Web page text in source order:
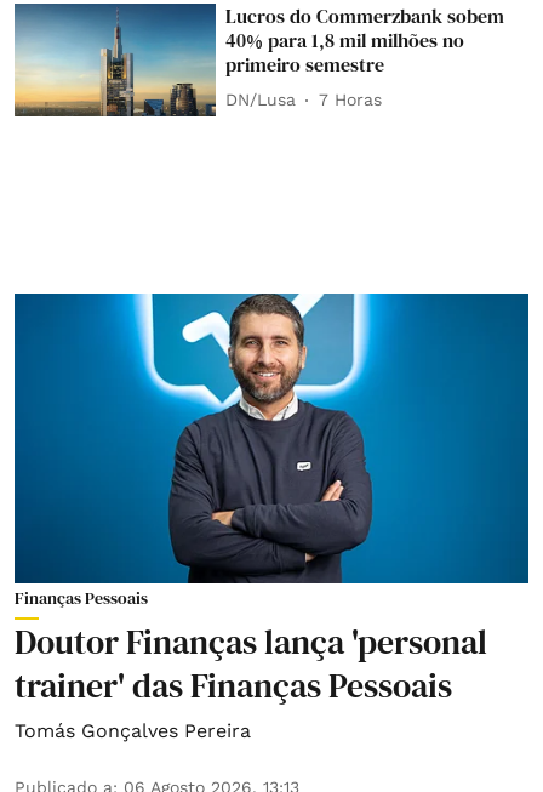
Lucros do Commerzbank sobem
40% para 1,8 mil milhões no
primeiro semestre
DN/Lusa 7 Horas
Finanças Pessoais
Doutor Finanças lança 'personal
trainer' das Finanças Pessoais
Tomás Gonçalves Pereira
Publicado a: 06 Agosto 2026, 13:13